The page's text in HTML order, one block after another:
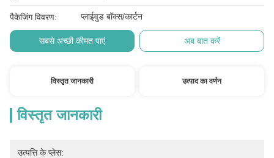
पैकेजिंग विवरण: प्लाईवुड बॉक्स/कार्टन
सबसे अच्छी कीमत पाएं अब बात करें
विस्तृत जानकारी उत्पाद का वर्णन
विस्तृत जानकारी
उत्पत्ति के प्लेस: